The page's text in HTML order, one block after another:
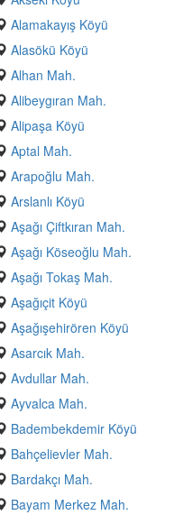
Alamakayış Köyü
Alasökü Köyü
Alhan Mah.
Alibeygıran Mah.
Alipaşa Köyü
Aptal Mah.
Arapoğlu Mah.
Arslanlı Köyü
Aşağı Çiftkıran Mah.
Aşağı Köseoğlu Mah.
Aşağı Tokaş Mah.
Aşağıçit Köyü
Aşağışehirören Köyü
Asarcık Mah.
Avdullar Mah.
Ayvalca Mah.
Badembekdemir Köyü
Bahçelievler Mah.
Bardakçı Mah.
Bayam Merkez Mah.